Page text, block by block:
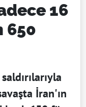
16
650
İran'ın